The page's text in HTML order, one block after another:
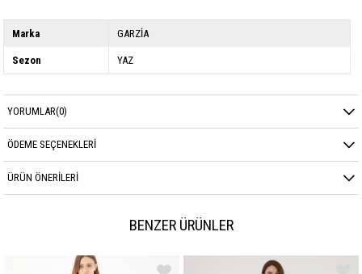
Marka GARZİA
Sezon YAZ
YORUMLAR(0)
ÖDEME SEÇENEKLERI
ÜRÜN ÖNERILERI
BENZER ÜRÜNLER